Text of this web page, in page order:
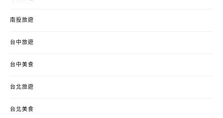
南投旅遊
台中旅遊
台中美食
台北旅遊
台北美食